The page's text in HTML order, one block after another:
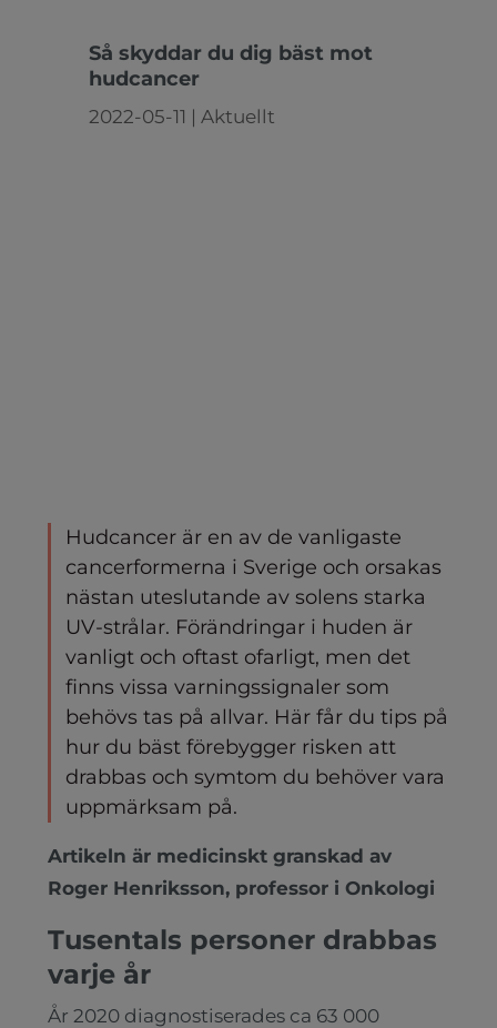
Så skyddar du dig bäst mot
hudcancer
2022-05-11 | Aktuellt
Hudcancer är en av de vanligaste
cancerformerna i Sverige och orsakas
nästan uteslutande av solens starka
UV-strålar. Förändringar i huden är
vanligt och oftast ofarligt, men det
finns vissa varningssignaler som
behövs tas på allvar. Här får du tips på
hur du bäst förebygger risken att
drabbas och symtom du behöver vara
uppmärksam på.
Artikeln är medicinskt granskad av
Roger Henriksson, professor i Onkologi
Tusentals personer drabbas
varje år
År 2020 diagnostiserades ca 63 000